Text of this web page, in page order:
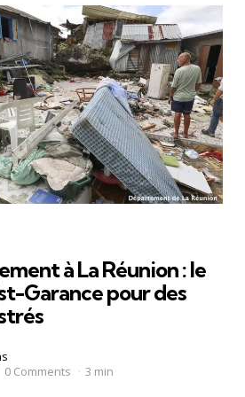
à La Réunion : le
Garance pour des
0 Comments 3 min